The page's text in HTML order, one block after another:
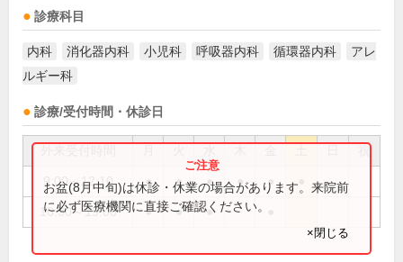
診療科目
内科 消化器内科 小児科 呼吸器内科 循環器内科
アレ
ルギー科
診療/受付時間・休診日
祝
9:00～12:10 ● ● ● ● ●
16:30～19:00 ● ● ●
お盆(8月中旬)は休診・休業の場合があります。来院前
に必ず医療機関に直接ご確認ください。
×閉じる